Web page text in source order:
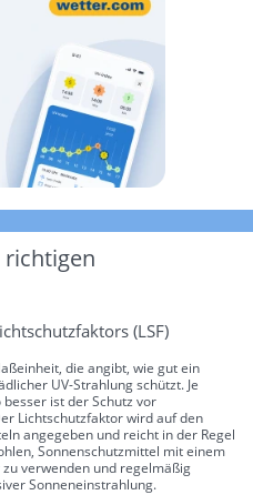
richtigen
(LSF)
die angibt, wie gut ein
UV-Strahlung schützt. Je
ist der Schutz vor
Lichtschutzfaktor wird auf den
angegeben und reicht in der Regel
Sonnenschutzmittel mit einem
verwenden und regelmäßig
Sonneneinstrahlung.